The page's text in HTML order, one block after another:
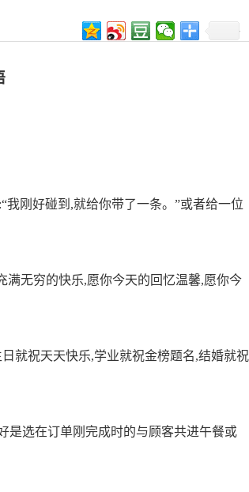
刚好碰到,就给你带了一条。”或者给一位
满无穷的快乐,愿你今天的回忆温馨,愿你今
就祝天天快乐,学业就祝金榜题名,结婚就祝
是选在订单刚完成时的与顾客共进午餐或